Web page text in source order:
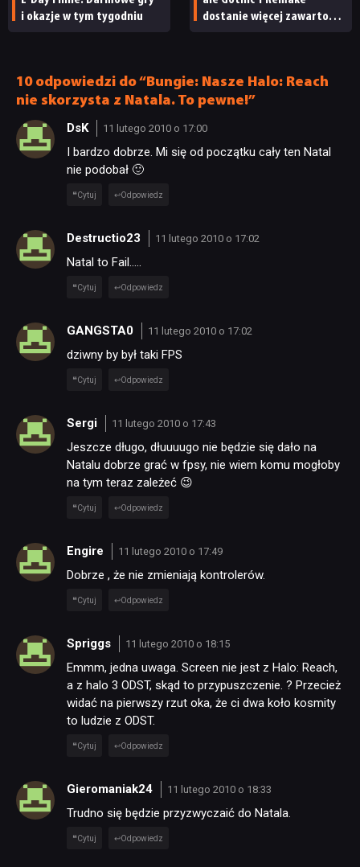
KULTURA
TECHNOLOGIE
DYSKUSJE
JUŻ GRALIŚMY
SKLEP
i okazje w tym tygodniu
dostanie więcej zawartości.
10 odpowiedzi do “Bungie: Nasze Halo: Reach
nie skorzysta z Natala. To pewne!”
DsK 11 lutego 2010 o 17:00
I bardzo dobrze. Mi się od początku cały ten Natal
nie podobał 🙂
Cytuj Odpowiedz
Destructio23 11 lutego 2010 o 17:02
Natal to Fail…..
Cytuj Odpowiedz
GANGSTA0 11 lutego 2010 o 17:02
dziwny by był taki FPS
Cytuj Odpowiedz
Sergi 11 lutego 2010 o 17:43
Jeszcze długo, dłuuuugo nie będzie się dało na
Natalu dobrze grać w fpsy, nie wiem komu mogłoby
na tym teraz zależeć 😉
Cytuj Odpowiedz
Engire 11 lutego 2010 o 17:49
Dobrze , że nie zmieniają kontrolerów.
Cytuj Odpowiedz
Spriggs 11 lutego 2010 o 18:15
Emmm, jedna uwaga. Screen nie jest z Halo: Reach,
a z halo 3 ODST, skąd to przypuszczenie. ? Przecież
widać na pierwszy rzut oka, że ci dwa koło kosmity
to ludzie z ODST.
Cytuj Odpowiedz
Gieromaniak24 11 lutego 2010 o 18:33
Trudno się będzie przyzwyczaić do Natala.
Cytuj Odpowiedz